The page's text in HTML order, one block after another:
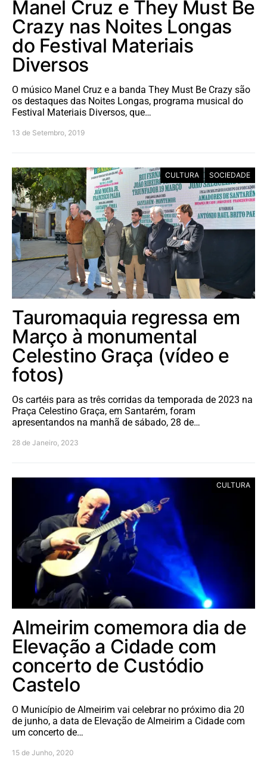
Manel Cruz e They Must Be
Crazy nas Noites Longas
do Festival Materiais
Diversos
O músico Manel Cruz e a banda They Must Be Crazy são
os destaques das Noites Longas, programa musical do
Festival Materiais Diversos, que…
13 de Setembro, 2019
CULTURA SOCIEDADE
Tauromaquia regressa em
Março à monumental
Celestino Graça (vídeo e
fotos)
Os cartéis para as três corridas da temporada de 2023 na
Praça Celestino Graça, em Santarém, foram
apresentandos na manhã de sábado, 28 de…
28 de Janeiro, 2023
CULTURA
Almeirim comemora dia de
Elevação a Cidade com
concerto de Custódio
Castelo
O Município de Almeirim vai celebrar no próximo dia 20
de junho, a data de Elevação de Almeirim a Cidade com
um concerto de…
15 de Junho, 2020